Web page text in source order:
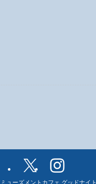
ューズメントカフェ グッドナイト.